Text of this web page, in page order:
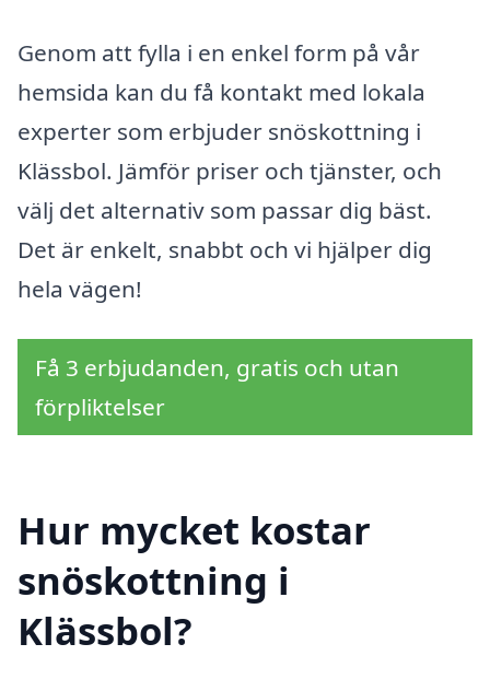
Genom att fylla i en enkel form på vår
hemsida kan du få kontakt med lokala
experter som erbjuder snöskottning i
Klässbol. Jämför priser och tjänster, och
välj det alternativ som passar dig bäst.
Det är enkelt, snabbt och vi hjälper dig
hela vägen!
Få 3 erbjudanden, gratis och utan
förpliktelser
Hur mycket kostar
snöskottning i
Klässbol?